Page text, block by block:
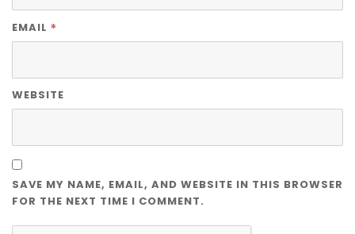
EMAIL *
WEBSITE
SAVE MY NAME, EMAIL, AND WEBSITE IN THIS BROWSER
FOR THE NEXT TIME I COMMENT.